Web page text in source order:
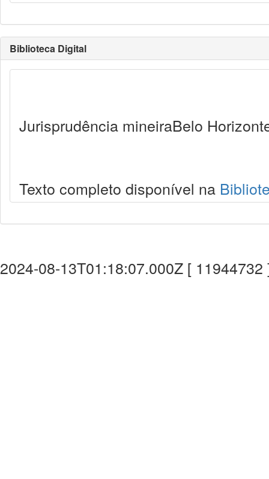
Biblioteca Digital
Jurisprudência mineiraBelo
Texto completo disponível na
2024-08-13T01:18:07.000Z [ 11944732